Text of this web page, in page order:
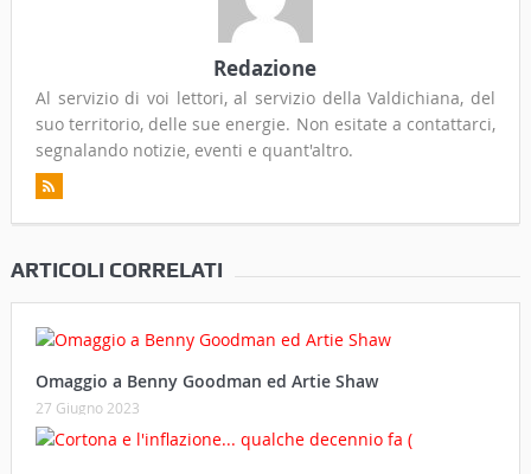
Redazione
Al servizio di voi lettori, al servizio della Valdichiana, del
suo territorio, delle sue energie. Non esitate a contattarci,
segnalando notizie, eventi e quant'altro.
ARTICOLI CORRELATI
Omaggio a Benny Goodman ed Artie Shaw
27 Giugno 2023